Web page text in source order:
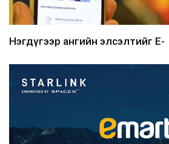
Нэгдүгээр ангийн элсэлтийг E-